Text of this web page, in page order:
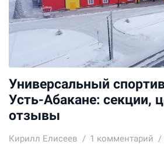
Универсальный
Усть-Абакане: секции,
отзывы
Кирилл Елисеев 1 комментарий